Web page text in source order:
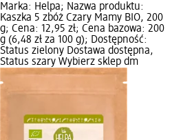
Marka: Helpa; Nazwa produktu:
Kaszka 5 zbóż Czary Mamy BIO, 200
g; Cena: 12,95 zł; Cena bazowa: 200
g (6,48 zł za 100 g); Dostępność:
Status zielony Dostawa dostępna,
Status szary Wybierz sklep dm